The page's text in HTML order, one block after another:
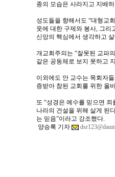
종의 모습은 사라지고 지배
성도들을 향해서도 “대형교
웃에 대한 구제와 봉사, 그리
신앙의 핵심에서 생각하고
개교회주의는 “잘못된 교파
같은 공동체로 보지 못하고
이외에도 안 교수는 목회자
증받아 참된 교회를 위한 올
또 “성경은 예수를 믿으면
나라의 건설을 위해 살게 된
는 믿음”이라고 강조했다.
양승록 기자